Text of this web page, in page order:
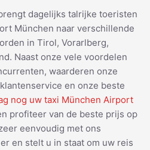
dagelijks talrijke toeristen
München naar verschillende
in Tirol, Vorarlberg,
Naast onze vele voordelen
waarderen onze
en onze beste
nog uw taxi München Airport
profiteer van de beste prijs op
eenvoudig met ons
en stelt u in staat om uw reis